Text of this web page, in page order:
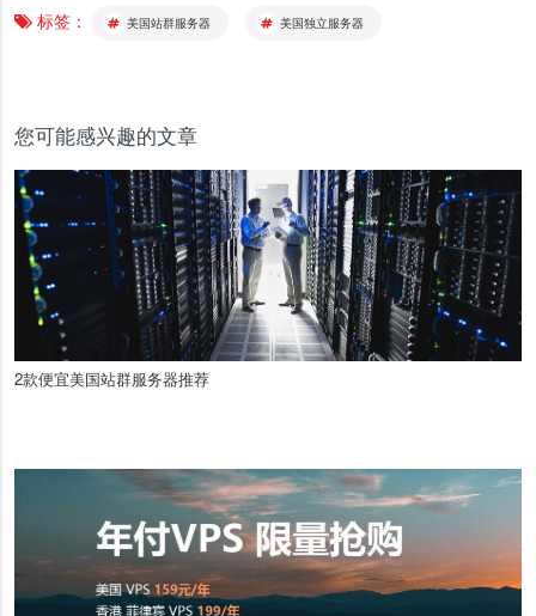
标签： 美国站群服务器 美国独立服务器
您可能感兴趣的文章
2款便宜美国站群服务器推荐